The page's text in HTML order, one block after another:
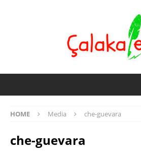
HOME Media che-guevara
che-guevara